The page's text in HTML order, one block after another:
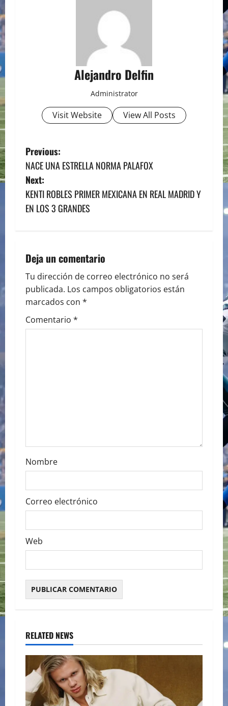
Alejandro Delfin
Administrator
Visit Website View All Posts
P
o
s
t
a
v
i
g
Previous:
NACE UNA ESTRELLA NORMA PALAFOX
Next:
KENTI ROBLES PRIMER MEXICANA EN REAL MADRID Y
EN LOS 3 GRANDES
Deja un comentario
Tu dirección de correo electrónico no será
publicada. Los campos obligatorios están
marcados con *
Comentario *
Nombre
Correo electrónico
Web
RELATED NEWS